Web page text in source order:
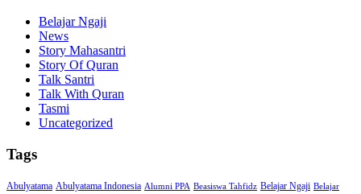
Belajar Ngaji
News
Story Mahasantri
Story Of Quran
Talk Santri
Talk With Quran
Tasmi
Uncategorized
Tags
Abulyatama Abulyatama Indonesia Alumni PPA Beasiswa Tahfidz Belajar Ngaji Belajar